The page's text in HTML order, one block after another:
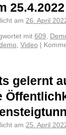
25.4.2022
am 26. April
mit 609,
, Video
gelernt
am 25. April